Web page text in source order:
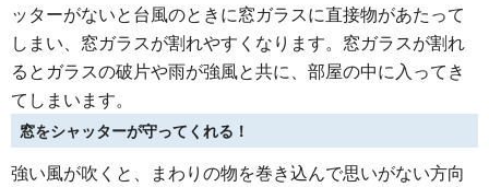
ッターがないと台風のときに窓ガラスに直接物があたって
しまい、窓ガラスが割れやすくなります。窓ガラスが割れ
るとガラスの破片や雨が強風と共に、部屋の中に入ってき
てしまいます。
窓をシャッターが守ってくれる！
強い風が吹くと、まわりの物を巻き込んで思いがない方向